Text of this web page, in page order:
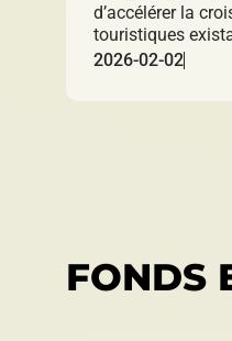
d’accélérer la
touristiques
2026-02-02
FONDS